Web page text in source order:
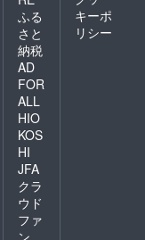
ふる
さと
納税
AD
FOR
ALL
HIO
KOS
HI
JFA
クラ
ウド
ファ
ン
キーポ
リシー